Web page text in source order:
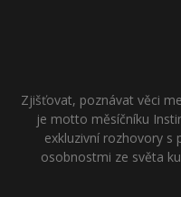
Zjišťovat, poznávat věci
je motto měsíčníku
exkluzivní rozhovory s
osobnostmi ze světa